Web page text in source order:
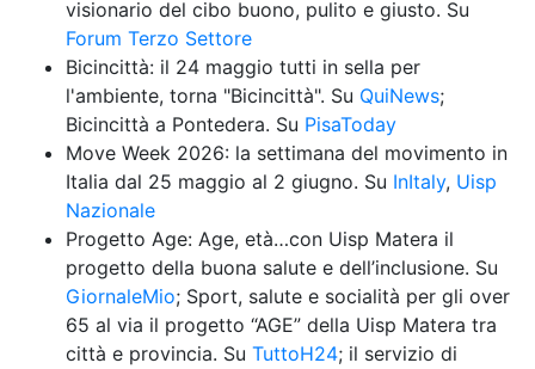
Forum Terzo Settore
Bicincittà: il 24 maggio tutti in sella per
l'ambiente, torna "Bicincittà". Su QuiNews;
Bicincittà a Pontedera. Su PisaToday
Move Week 2026: la settimana del movimento in
Italia dal 25 maggio al 2 giugno. Su InItaly, Uisp
Nazionale
Progetto Age: Age, età…con Uisp Matera il
GiornaleMio; Sport, salute e socialità per gli over
65 al via il progetto “AGE” della Uisp Matera tra
città e provincia. Su TuttoH24